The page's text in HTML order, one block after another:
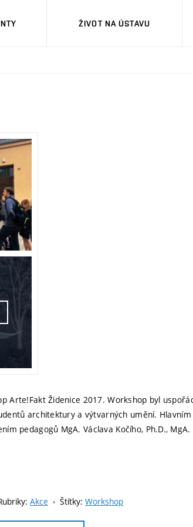
ŽIVOT NA ÚSTAVU
Židenice 2017. Workshop byl
architektury a výtvarných umění.
pedagogů MgA. Václava Kočího, Ph.D.,
Akce Štítky: Workshop